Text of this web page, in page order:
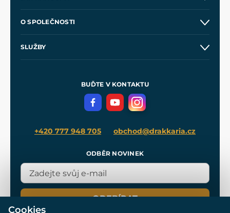
Velkoobchod
O SPOLEČNOSTI
SLUŽBY
Meče pro Kingdom Come
BUĎTE V KONTAKTU
+420 777 948 705 obchod@drakkaria.cz
ODBĚR NOVINEK
ODEBÍRAT
Cookies